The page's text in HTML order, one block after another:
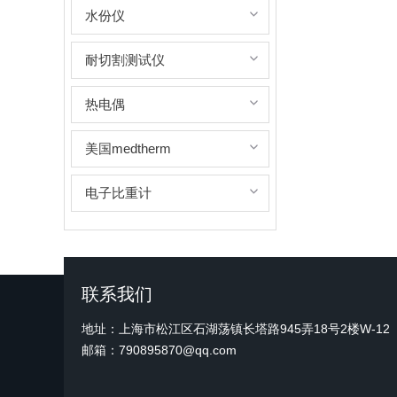
水份仪
耐切割测试仪
热电偶
美国medtherm
电子比重计
联系我们
地址：上海市松江区石湖荡镇长塔路945弄18号2楼W-12
邮箱：790895870@qq.com